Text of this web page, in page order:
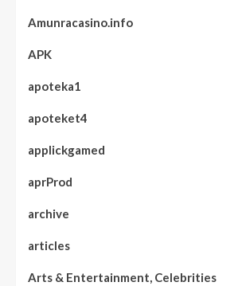
Amunracasino.info
APK
apoteka1
apoteket4
applickgamed
aprProd
archive
articles
Arts & Entertainment, Celebrities